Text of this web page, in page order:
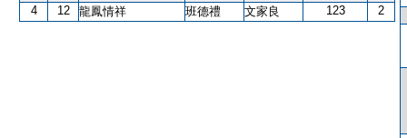
4
12 龍鳳情祥 班德禮 文家良 123 2